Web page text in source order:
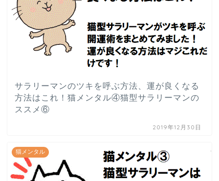
サラリーマンのツキを呼ぶ方法、運が良くなる
方法はこれ！猫メンタル④猫型サラリーマンの
ススメ⑥
2019年12月30日
猫メンタル